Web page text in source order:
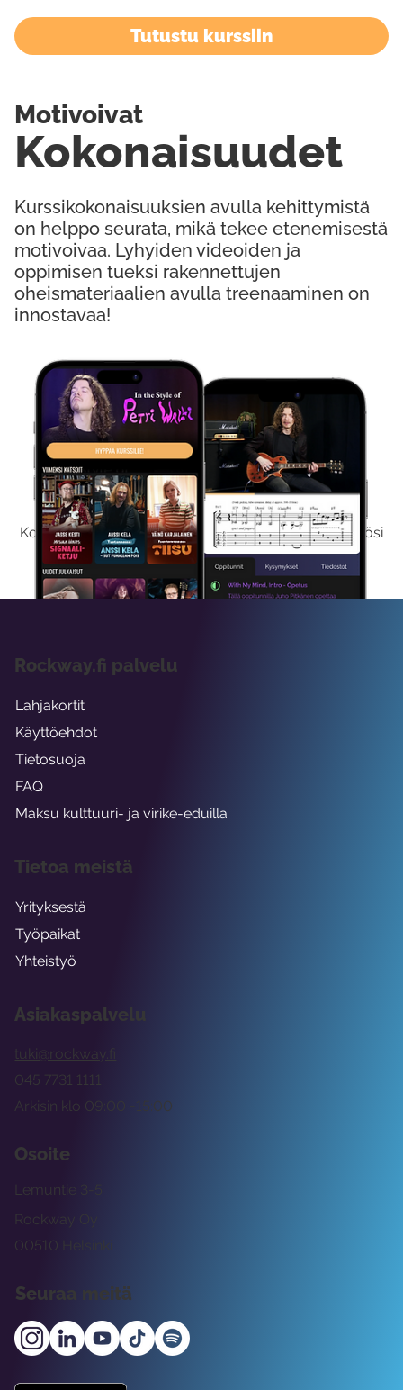
Kokeile Ilmaiseksi
Kokeilemalla ilmaiseksi saat koko sisältömme käyttöösi
viikon ajaksi.
Tutustu kurssiin
Kurssikokonaisuuksien avulla kehittymistä
on helppo seurata, mikä tekee etenemisestä
motivoivaa. Lyhyiden videoiden ja
oppimisen tueksi rakennettujen
oheismateriaalien avulla treenaaminen on
innostavaa!
Kokonaisuudet
Motivoivat
Asiakaspalvelu
tuki@rockway.fi
Arkisin klo 09:00 -15:00
045 7731 1111
Osoite
Rockway Oy
Lemuntie 3-5
00510 Helsinki
Seuraa meitä
Rockway.fi palvelu
Lahjakortit
Käyttöehdot
Tietosuoja
FAQ
Maksu kulttuuri- ja virike-eduilla
Tietoa meistä
Yrityksestä
Työpaikat
Yhteistyö